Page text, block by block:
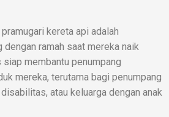
kereta api adalah
dengan ramah saat mereka naik
membantu penumpang
mereka, terutama bagi penumpang
atau keluarga dengan anak